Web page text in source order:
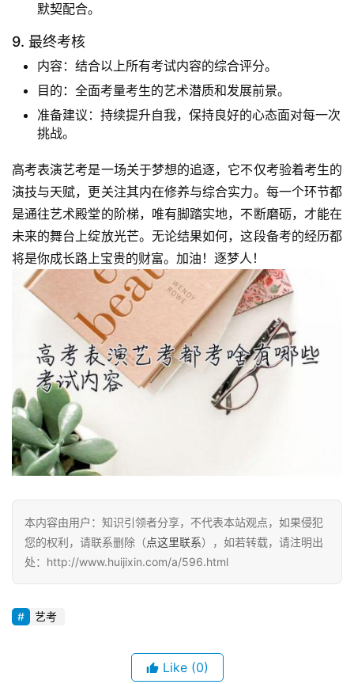
默契配合。
9. 最终考核
内容：结合以上所有考试内容的综合评分。
目的：全面考量考生的艺术潜质和发展前景。
准备建议：持续提升自我，保持良好的心态面对每一次
挑战。
高考表演艺考是一场关于梦想的追逐，它不仅考验着考生的
演技与天赋，更关注其内在修养与综合实力。每一个环节都
是通往艺术殿堂的阶梯，唯有脚踏实地，不断磨砺，才能在
未来的舞台上绽放光芒。无论结果如何，这段备考的经历都
将是你成长路上宝贵的财富。加油！逐梦人！
本内容由用户：知识引领者分享，不代表本站观点，如果侵犯
您的权利，请联系删除（点这里联系），如若转载，请注明出
处：http://www.huijixin.com/a/596.html
艺考
Like (0)